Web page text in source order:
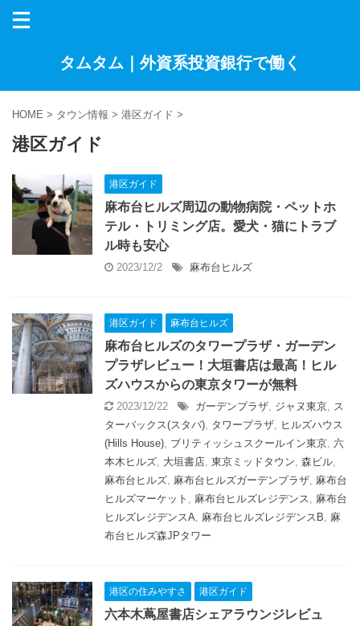
タムタム｜外資系投資銀行で働く
HOME > タウン情報 > 港区ガイド >
港区ガイド
港区ガイド
麻布台ヒルズ周辺の動物病院・ペットホ
テル・トリミング店。愛犬・猫にトラブ
ル時も安心
2023/12/2 麻布台ヒルズ
港区ガイド 麻布台ヒルズ
麻布台ヒルズのタワープラザ・ガーデン
プラザレビュー！大垣書店は最高！ヒル
ズハウスからの東京タワーが無料
2023/12/22 ガーデンプラザ, ジャヌ東京, ス
ターバックス(スタバ), タワープラザ, ヒルズハウス
(Hills House), ブリティッシュスクールイン東京, 六
本木ヒルズ, 大垣書店, 東京ミッドタウン, 森ビル,
麻布台ヒルズ, 麻布台ヒルズガーデンプラザ, 麻布台
ヒルズマーケット , 麻布台ヒルズレジデンス, 麻布台
ヒルズレジデンスA, 麻布台ヒルズレジデンスB, 麻
布台ヒルズ森JPタワー
港区の住みやすさ 港区ガイド
六本木蔦屋書店シェアラウンジレビュ